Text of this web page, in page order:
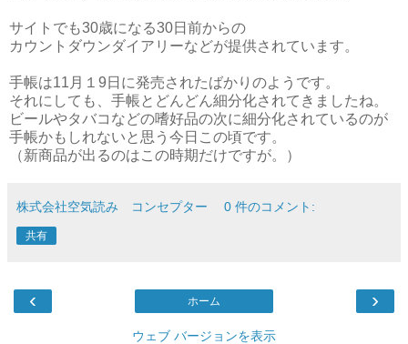
サイトでも30歳になる30日前からの
カウントダウンダイアリーなどが提供されています。
手帳は11月１9日に発売されたばかりのようです。
それにしても、手帳とどんどん細分化されてきましたね。
ビールやタバコなどの嗜好品の次に細分化されているのが
手帳かもしれないと思う今日この頃です。
（新商品が出るのはこの時期だけですが。）
株式会社空気読み コンセプター 0 件のコメント:
共有
‹ ›
ホーム
ウェブ バージョンを表示